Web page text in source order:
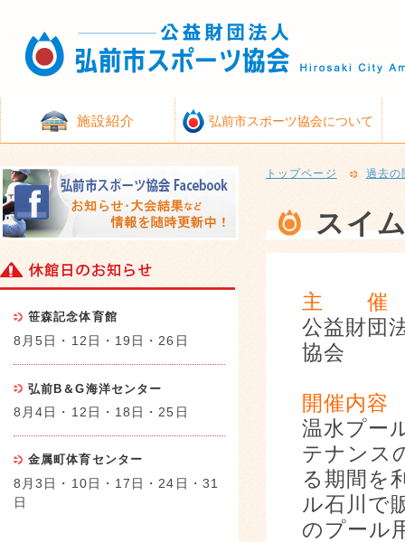
施設紹介 弘前市スポーツ協会について
トップページ 過去の
スイ
主 催
公益財団
協会
開催内容
温水プー
テナンス
る期間を
ル石川で
のプール
笹森記念体育館
8月5日・12日・19日・26日
弘前B＆G海洋センター
8月4日・12日・18日・25日
金属町体育センター
8月3日・10日・17日・24日・31
日